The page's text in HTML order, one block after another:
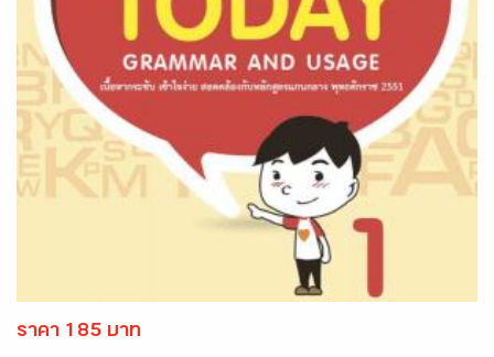
ราคา 185 บาท